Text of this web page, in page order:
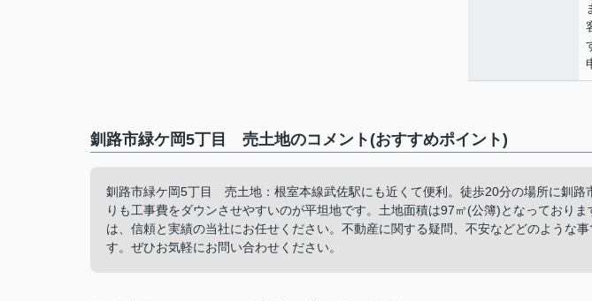
釧路市緑ケ岡5丁目 売土地のコメント(おすすめポイント)
釧路市緑ケ岡5丁目 売土地：根室本線武佐駅にも近くて便利。徒歩20分の場所に釧路
りも工事費をダウンさせやすいのが平坦地です。土地面積は97㎡(公簿)となっており
は、信頼と実績の当社にお任せください。不動産に関する疑問、不安などどのような
す。ぜひお気軽にお問い合わせください。